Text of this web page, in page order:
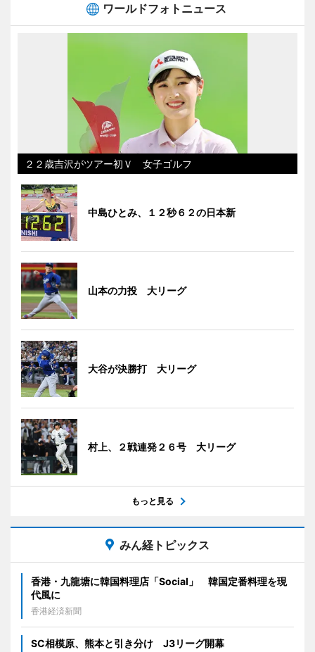
ワールドフォトニュース
２２歳吉沢がツアー初Ｖ 女子ゴルフ
中島ひとみ、１２秒６２の日本新
山本の力投 大リーグ
大谷が決勝打 大リーグ
村上、２戦連発２６号 大リーグ
もっと見る
みん経トピックス
香港・九龍塘に韓国料理店「Social」 韓国定番料理を現
代風に
香港経済新聞
SC相模原、熊本と引き分け J3リーグ開幕